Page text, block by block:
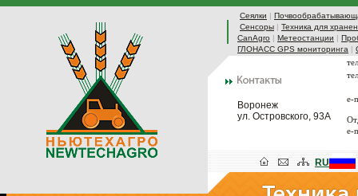
Сеялки |
Сенсоры | Техника для
CanAgro | Метеостанции |
ГЛОНАСС GPS мониторинга |
Воронеж
ул. Островского, 93А
e-
e-
RU